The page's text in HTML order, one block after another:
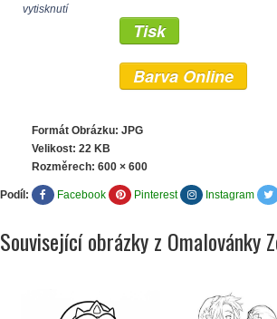
vytisknutí
Tisk
Barva Online
Formát Obrázku: JPG
Velikost: 22 KB
Rozměrech: 600 × 600
Podíl: Facebook Pinterest Instagram
Související obrázky z Omalovánky